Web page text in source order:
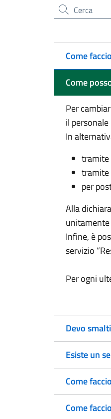
Cerca nel sito
Come
Come
Per
il
In
tramite
tramite
per
Alla
Infine, è
servizio
Per ogni
Devo
Esiste un
Come
Come